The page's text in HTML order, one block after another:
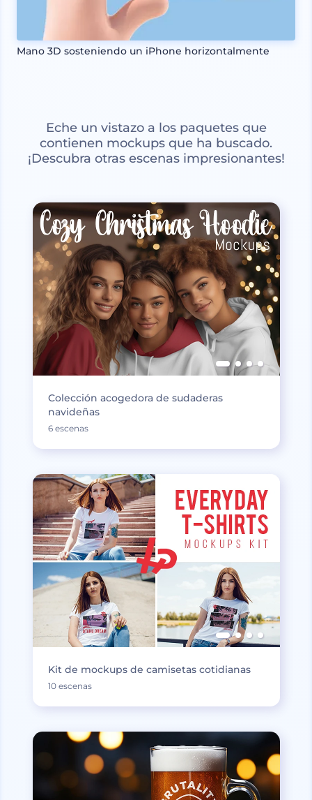
Mano 3D sosteniendo un iPhone horizontalmente
Eche un vistazo a los paquetes que
contienen mockups que ha buscado.
¡Descubra otras escenas impresionantes!
Colección acogedora de sudaderas
navideñas
6 escenas
Kit de mockups de camisetas cotidianas
10 escenas